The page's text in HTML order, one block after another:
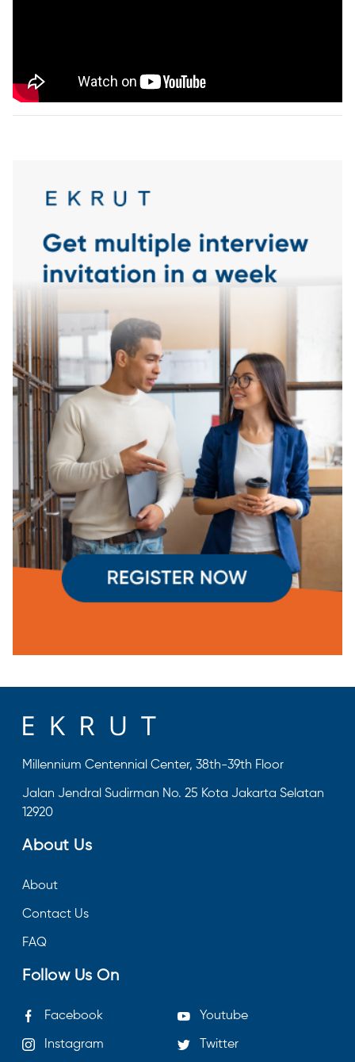
Millennium Centennial Center, 38th-39th Floor
Jalan Jendral Sudirman No. 25 Kota Jakarta Selatan
12920
About Us
About
Contact Us
FAQ
Follow Us On
Facebook Youtube
Instagram Twitter